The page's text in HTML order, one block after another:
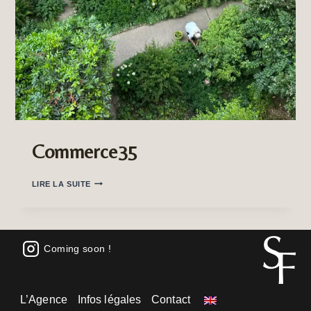
Commerce35
LIRE LA SUITE COMMERCE35
Coming soon !
L’Agence Infos légales Contact